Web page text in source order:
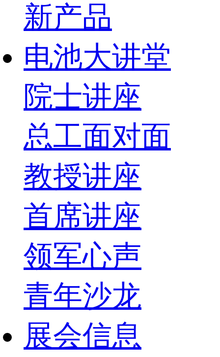
新产品
电池大讲堂
院士讲座
总工面对面
教授讲座
首席讲座
领军心声
青年沙龙
展会信息